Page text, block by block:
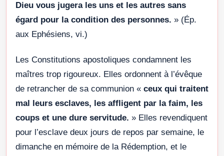
Dieu vous jugera les uns et les autres sans
égard pour la condition des personnes. » (Ép.
aux Ephésiens, vi.)
Les Constitutions apostoliques condamnent les
maîtres trop rigoureux. Elles ordonnent à l’évêque
de retrancher de sa communion « ceux qui traitent
mal leurs esclaves, les affligent par la faim, les
coups et une dure servitude. » Elles revendiquent
pour l’esclave deux jours de repos par semaine, le
dimanche en mémoire de la Rédemption, et le